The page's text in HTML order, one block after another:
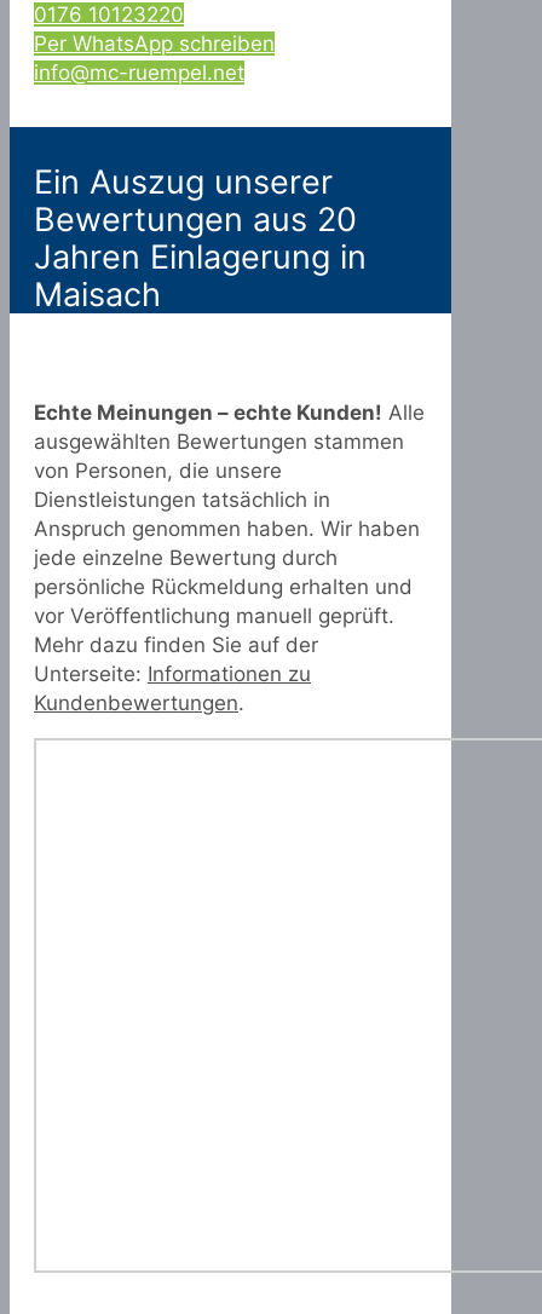
0176 10123220
Per WhatsApp schreiben
info@mc-ruempel.net
Ein Auszug unserer
Bewertungen aus 20
Jahren Einlagerung in
Maisach
Echte Meinungen – echte Kunden! Alle
ausgewählten Bewertungen stammen
von Personen, die unsere
Dienstleistungen tatsächlich in
Anspruch genommen haben. Wir haben
jede einzelne Bewertung durch
persönliche Rückmeldung erhalten und
vor Veröffentlichung manuell geprüft.
Mehr dazu finden Sie auf der
Unterseite: Informationen zu
Kundenbewertungen.